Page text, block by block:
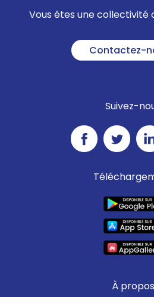
Vous êtes une collectivité
Contactez-
Suivez-
À propos